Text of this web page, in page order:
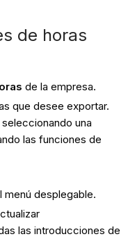
de horas
de la empresa.
que desee exportar.
una
las funciones de
menú desplegable.
las introducciones de